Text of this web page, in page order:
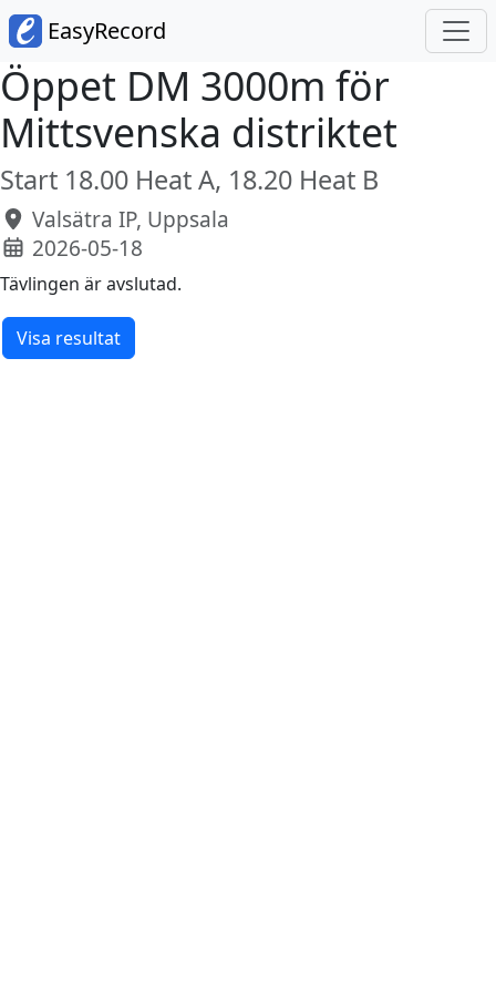
EasyRecord
Öppet DM 3000m för
Mittsvenska distriktet
Start 18.00 Heat A, 18.20 Heat B
Valsätra IP, Uppsala
2026-05-18
Tävlingen är avslutad.
Visa resultat